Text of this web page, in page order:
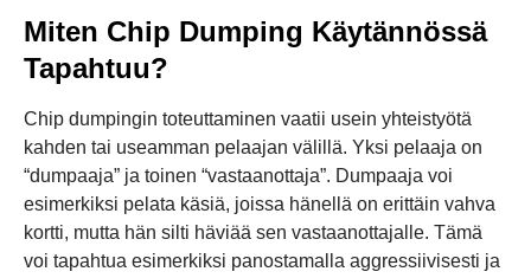
Miten Chip Dumping Käytännössä
Tapahtuu?
Chip dumpingin toteuttaminen vaatii usein yhteistyötä
kahden tai useamman pelaajan välillä. Yksi pelaaja on
“dumpaaja” ja toinen “vastaanottaja”. Dumpaaja voi
esimerkiksi pelata käsiä, joissa hänellä on erittäin vahva
kortti, mutta hän silti häviää sen vastaanottajalle. Tämä
voi tapahtua esimerkiksi panostamalla aggressiivisesti ja